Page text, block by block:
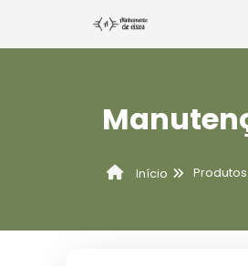
Início Produtos